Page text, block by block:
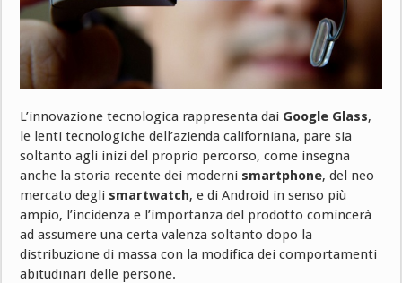
L’innovazione tecnologica rappresenta dai Google Glass,
le lenti tecnologiche dell’azienda californiana, pare sia
soltanto agli inizi del proprio percorso, come insegna
anche la storia recente dei moderni smartphone, del neo
mercato degli smartwatch, e di Android in senso più
ampio, l’incidenza e l’importanza del prodotto comincerà
ad assumere una certa valenza soltanto dopo la
distribuzione di massa con la modifica dei comportamenti
abitudinari delle persone.